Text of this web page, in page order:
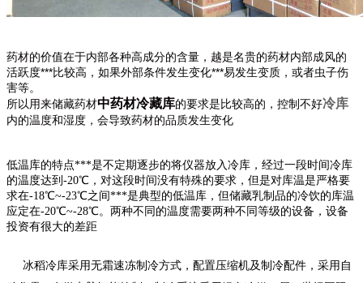
药材的价值在于内部各种高成分的含量，越是名贵的药材内部成风的
活跃度***比较高，如果外部条件发生变化***易发生变质，或者虫子伤
害等。
所以用来储藏药材中药材冷藏库的要求是比较高的，控制不好冷库
内的温度和湿度，会导致药材的品质发生变化
低温库的特点***是不定期逐步的将仪器放入冷库，经过一段时间冷库
的温度达到-20℃，对这段时间没有特殊的要求，但是对库温是严格要
求在-18℃~-23℃之间***是典型的低温库，但储藏乳制品的冷饮的库温
应定在-20℃~-28℃。两种不同的温度需要两种不同等级的设备，设备
投资有很大的差距
冰稻冷库采用无霜速冻制冷方式，配置压缩机及制冷配件，采用自